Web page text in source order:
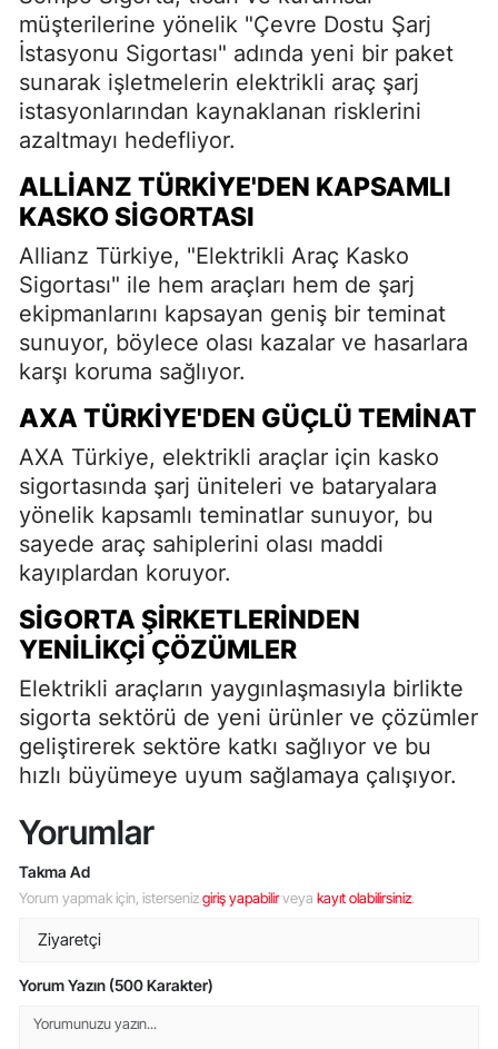
müşterilerine yönelik "Çevre Dostu Şarj
İstasyonu Sigortası" adında yeni bir paket
sunarak işletmelerin elektrikli araç şarj
istasyonlarından kaynaklanan risklerini
azaltmayı hedefliyor.
ALLIANZ TÜRKIYE'DEN KAPSAMLI
KASKO SIGORTASI
Allianz Türkiye, "Elektrikli Araç Kasko
Sigortası" ile hem araçları hem de şarj
ekipmanlarını kapsayan geniş bir teminat
sunuyor, böylece olası kazalar ve hasarlara
karşı koruma sağlıyor.
AXA TÜRKIYE'DEN GÜÇLÜ TEMINAT
AXA Türkiye, elektrikli araçlar için kasko
sigortasında şarj üniteleri ve bataryalara
yönelik kapsamlı teminatlar sunuyor, bu
sayede araç sahiplerini olası maddi
kayıplardan koruyor.
SIGORTA ŞIRKETLERINDEN
YENILIKÇI ÇÖZÜMLER
Elektrikli araçların yaygınlaşmasıyla birlikte
sigorta sektörü de yeni ürünler ve çözümler
geliştirerek sektöre katkı sağlıyor ve bu
hızlı büyümeye uyum sağlamaya çalışıyor.
Yorumlar
Takma Ad
Yorum yapmak için, istersenizgiriş yapabilirveya kayıt olabilirsiniz.
Yorum Yazın (500 Karakter)